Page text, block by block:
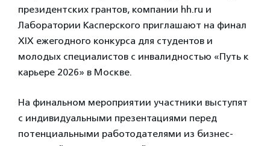
президентских грантов, компании hh.ru и
Лаборатории Касперского приглашают на финал
XIX ежегодного конкурса для студентов и
молодых специалистов с инвалидностью «Путь к
карьере 2026» в Москве.
На финальном мероприятии участники выступят
с индивидуальными презентациями перед
потенциальными работодателями из бизнес-